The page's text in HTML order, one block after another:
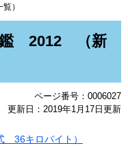
）
鑑 2012 （新
ページ番号：0006027
更新日：2019年1月17日更新
36キロバイト）